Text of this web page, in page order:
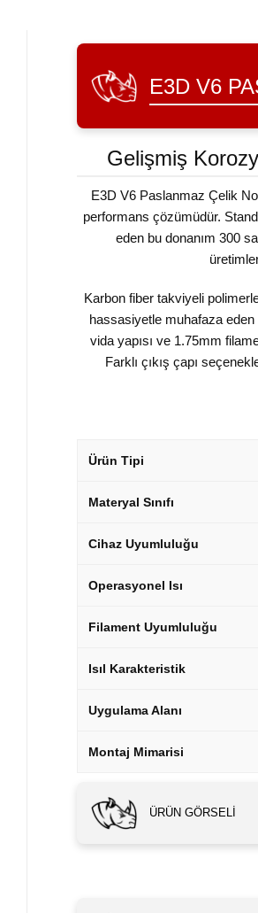
E3D V6
Gelişmiş
E3D V6 Paslanmaz Çelik
performans çözümüdür.
eden bu donanım 300
Karbon fiber takviyeli
hassasiyetle muhafaza
vida yapısı ve 1.75mm
Farklı çıkış çapı
Ürün Tipi
Materyal Sınıfı
Cihaz Uyumluluğu
Operasyonel Isı
Filament Uyumluluğu
Isıl Karakteristik
Uygulama Alanı
Montaj Mimarisi
ÜRÜN GÖRSELI